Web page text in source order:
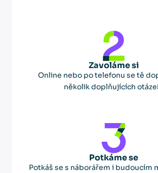
Zavoláme si
Online nebo po telefonu se tě
několik doplňujících
Potkáme se
Potkáš se s náborářem i budoucím